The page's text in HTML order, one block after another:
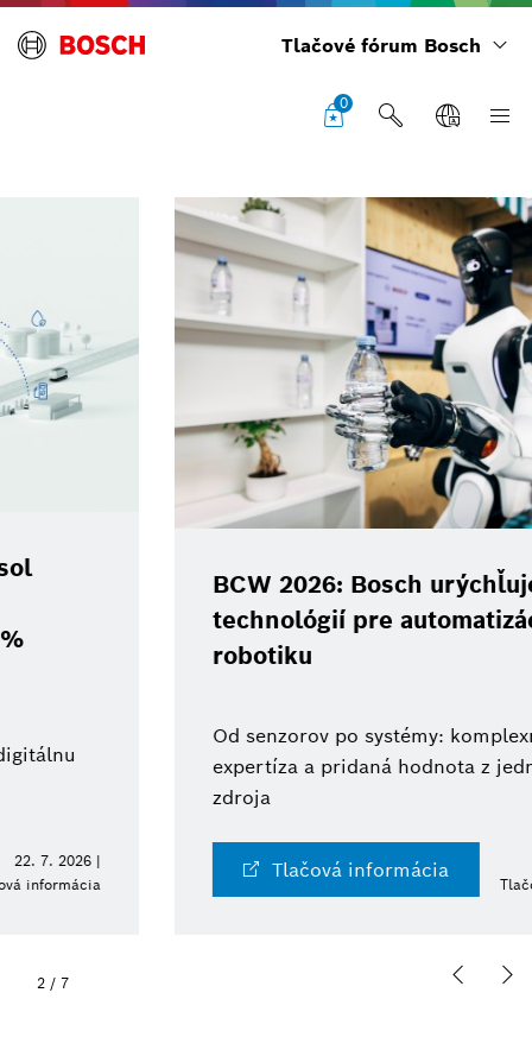
Tlačové fórum Bosch
0
BCW 2026: Bosch urýchľuje vývoj
technológií pre automatizáciu a
Od senzorov po systémy: komplexná
expertíza a pridaná hodnota z jedného
Tlačová informácia
10. 6. 2026 |
2 / 7